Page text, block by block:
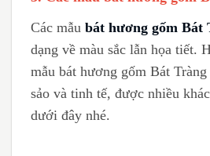
Các mẫu bát hương gốm Bát
dạng về màu sắc lẫn họa tiết.
mẫu bát hương gốm Bát
sảo và tinh tế, được nhiều
dưới đây nhé.